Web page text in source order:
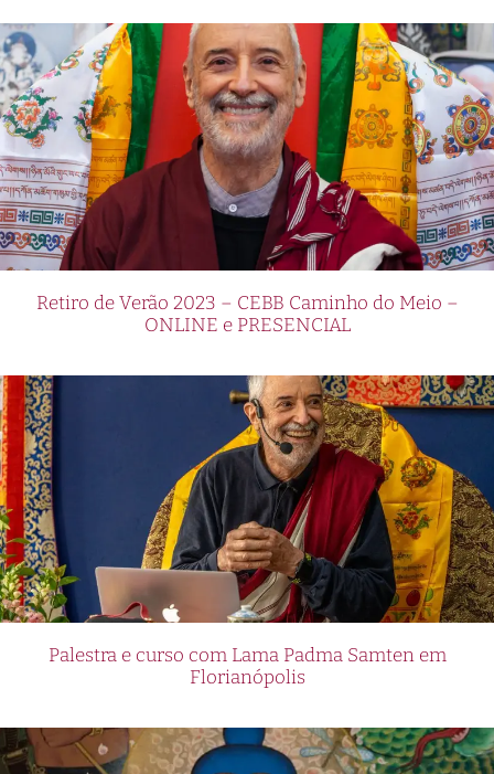
Retiro de Verão 2023 – CEBB Caminho do Meio –
ONLINE e PRESENCIAL
Palestra e curso com Lama Padma Samten em
Florianópolis